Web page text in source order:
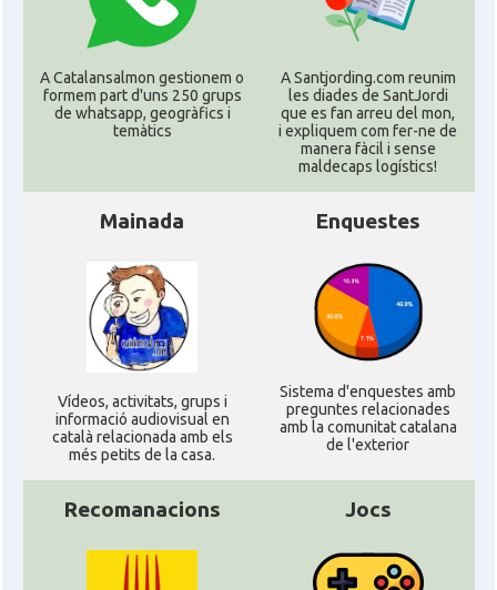
A Catalansalmon gestionem o
formem part d'uns 250 grups
de whatsapp, geogràfics i
temàtics
A Santjording.com reunim
les diades de SantJordi
que es fan arreu del mon,
i expliquem com fer-ne de
manera fàcil i sense
maldecaps logí­stics!
Mainada
Ví­deos, activitats, grups i
informació audiovisual en
català relacionada amb els
més petits de la casa.
Enquestes
Sistema d'enquestes amb
preguntes relacionades
amb la comunitat catalana
de l'exterior
Recomanacions Jocs